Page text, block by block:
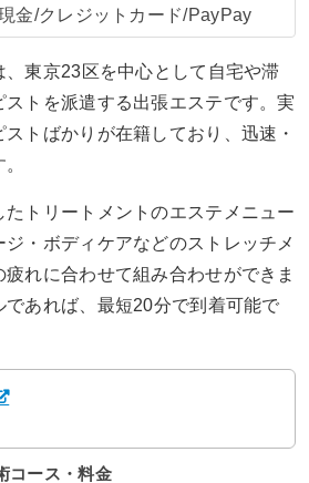
金/クレジットカード/PayPay
、東京23区を中心として自宅や滞
トを派遣する出張エステです。実
トばかりが在籍しており、迅速・
トリートメントのエステメニュー
・ボディケアなどのストレッチメ
れに合わせて組み合わせができま
あれば、最短20分で到着可能で
コース・料金